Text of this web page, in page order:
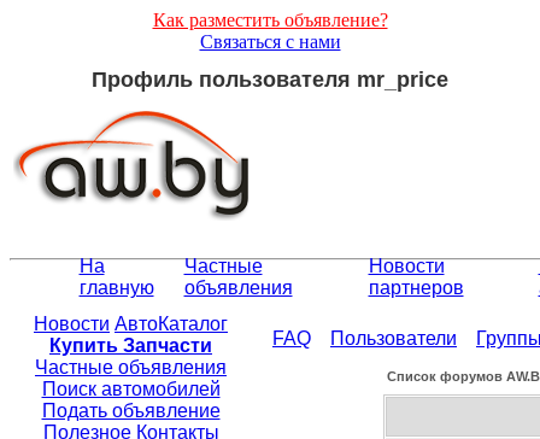
Как разместить объявление?
Связаться с нами
Профиль пользователя mr_price
На
главную
Частные
объявления
Новости
партнеров
Новости АвтоКаталог
Купить Запчасти
Частные объявления
Поиск автомобилей
Подать объявление
Полезное Контакты
FAQ Пользователи
Список форумов